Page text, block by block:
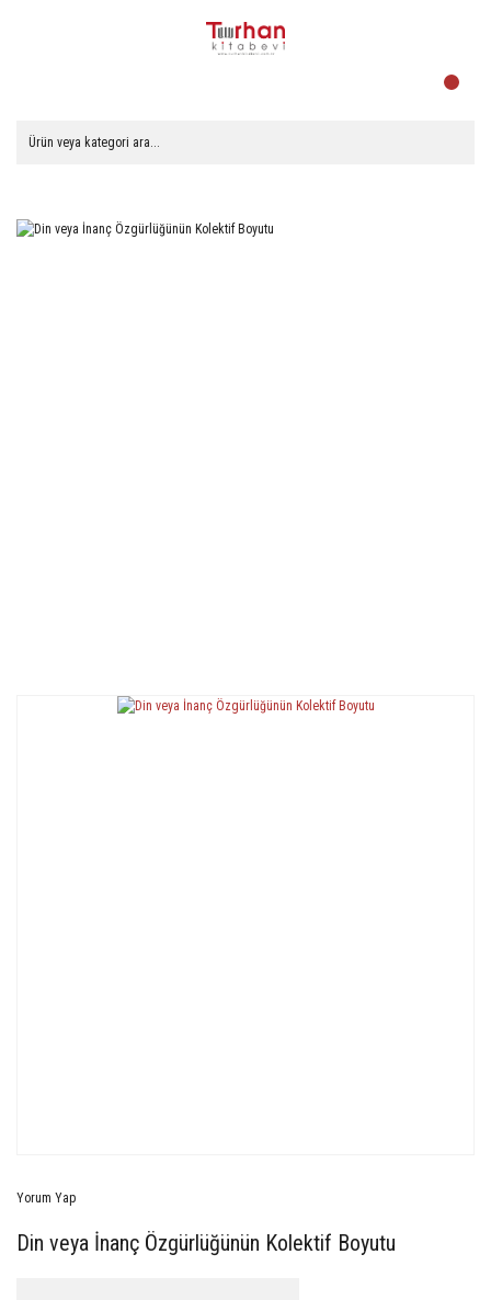
Yorum Yap
Din veya İnanç Özgürlüğünün Kolektif Boyutu